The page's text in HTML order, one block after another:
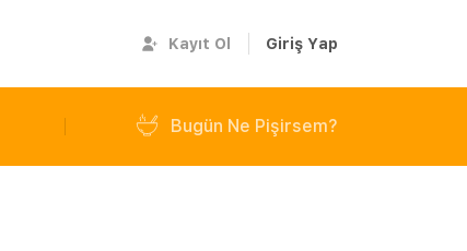
Kayıt Ol Giriş Yap
Bugün Ne Pişirsem?